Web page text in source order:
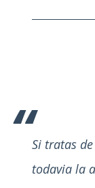
Si tratas
todavia la